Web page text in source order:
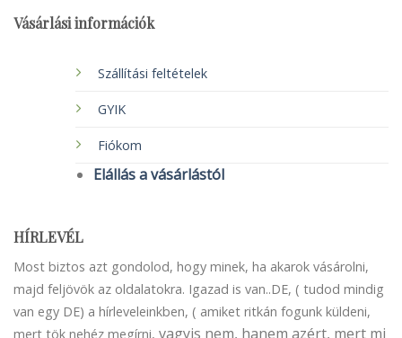
Vásárlási információk
Szállítási feltételek
GYIK
Fiókom
Elállás a vásárlástól
HÍRLEVÉL
Most biztos azt gondolod, hogy minek, ha akarok vásárolni,
majd feljövök az oldalatokra. Igazad is van..DE, ( tudod mindig
van egy DE) a hírleveleinkben, ( amiket ritkán fogunk küldeni,
mert tök nehéz megírni, vagyis nem, hanem azért, mert mi